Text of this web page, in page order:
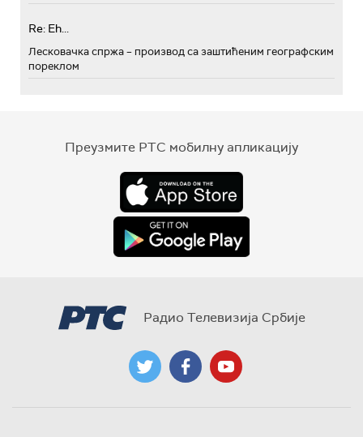
Re: Eh...
Лесковачка спржа – производ са заштићеним географским
пореклом
Преузмите РТС мобилну апликацију
Радио Телевизија Србије